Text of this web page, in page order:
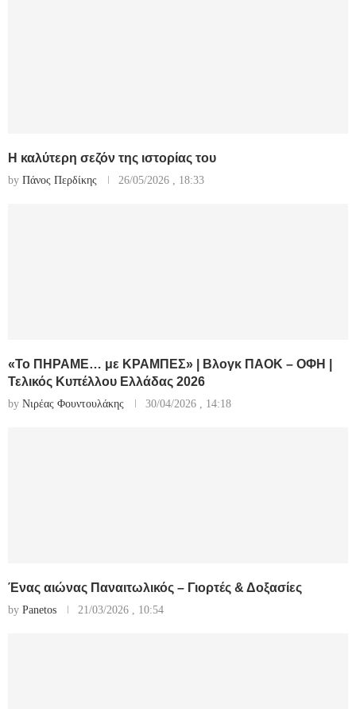
Η καλύτερη σεζόν της ιστορίας του
by Πάνος Περδίκης 26/05/2026 , 18:33
«Το ΠΗΡΑΜΕ… με ΚΡΑΜΠΕΣ» | Βλογκ ΠΑΟΚ – ΟΦΗ |
Τελικός Κυπέλλου Ελλάδας 2026
by Νιρέας Φουντουλάκης 30/04/2026 , 14:18
Ένας αιώνας Παναιτωλικός – Γιορτές & Δοξασίες
by Panetos 21/03/2026 , 10:54